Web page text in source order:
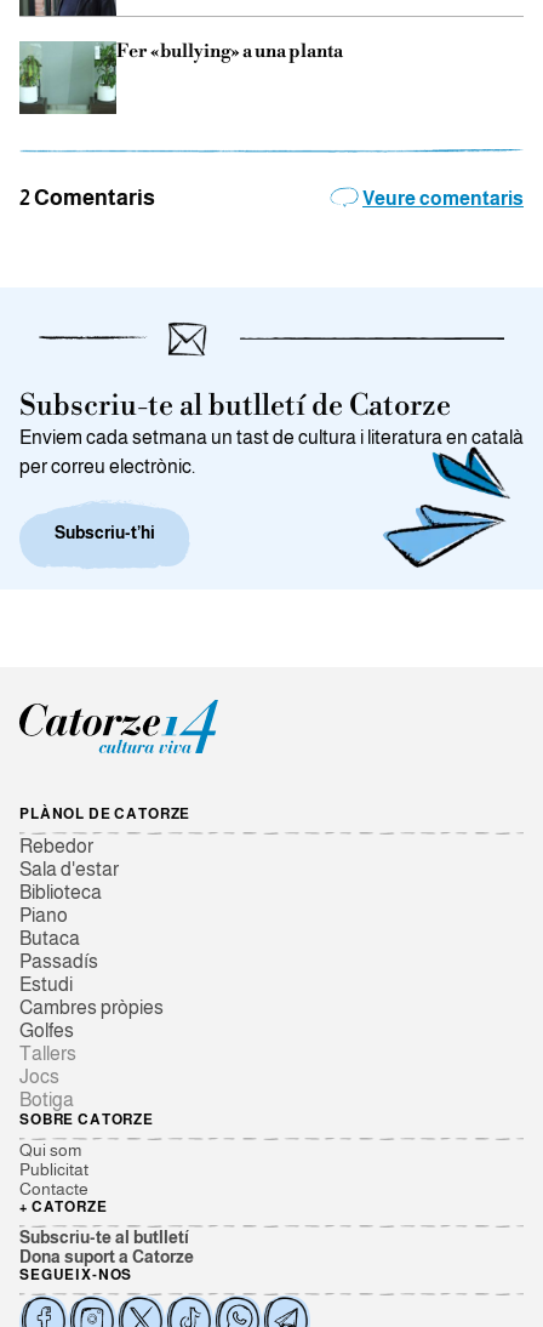
Fer «bullying» a una planta
2 Comentaris Veure comentaris
Subscriu-te al butlletí de Catorze
Enviem cada setmana un tast de cultura i literatura en català
per correu electrònic.
Subscriu-t’hi
PLÀNOL DE CATORZE
Rebedor
Sala d'estar
Biblioteca
Piano
Butaca
Passadís
Estudi
Cambres pròpies
Golfes
Tallers
Jocs
Botiga
SOBRE CATORZE
Qui som
Publicitat
Contacte
+ CATORZE
Subscriu-te al butlletí
Dona suport a Catorze
SEGUEIX-NOS